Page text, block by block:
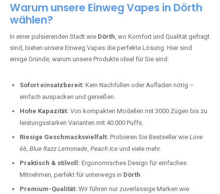
Warum unsere Einweg Vapes in Dörth
wählen?
In einer pulsierenden Stadt wie Dörth, wo Komfort und Qualität gefragt
sind, bieten unsere Einweg Vapes die perfekte Lösung. Hier sind
einige Gründe, warum unsere Produkte ideal für Sie sind:
Sofort einsatzbereit: Kein Nachfüllen oder Aufladen nötig –
einfach auspacken und genießen.
Hohe Kapazität: Von kompakten Modellen mit 3000 Zügen bis zu
leistungsstarken Varianten mit 40.000 Puffs.
Riesige Geschmacksvielfalt: Probieren Sie Bestseller wie Love
66, Blue Razz Lemonade, Peach Ice und viele mehr.
Praktisch & stilvoll: Ergonomisches Design für einfaches
Mitnehmen, perfekt für unterwegs in Dörth.
Premium-Qualität: Wir führen nur zuverlässige Marken wie